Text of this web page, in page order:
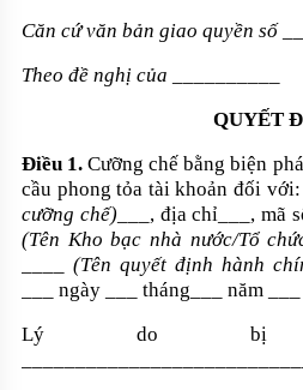
Căn cứ văn bản giao quyền số
Theo đề nghị của __________
QUYẾT
Điều 1. Cưỡng chế bằng biện
cầu phong tỏa tài khoản đối với:
cưỡng chế)___, địa chỉ___, mã
(Tên Kho bạc nhà nước/Tổ
(Tên quyết định hành
___ ngày ___ tháng___ năm ___
Lý do bị